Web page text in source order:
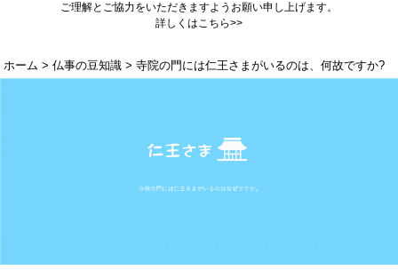
ご理解とご協力をいただきますようお願い申し上げます。
詳しくはこちら>>
ホーム >仏事の豆知識 > 寺院の門には仁王さまがいるのは、何故ですか?